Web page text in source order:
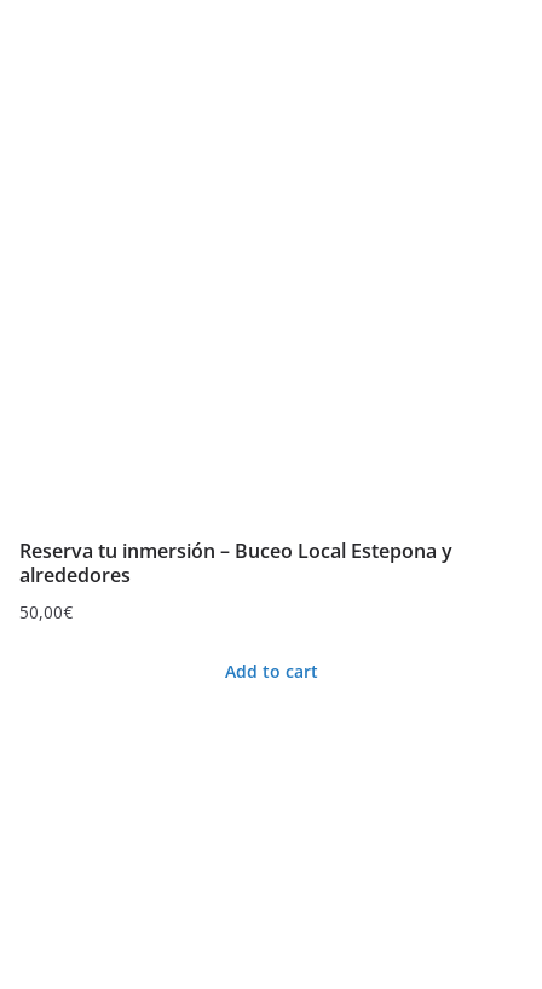
Reserva tu inmersión – Buceo Local Estepona y
alrededores
50,00€
Add to cart